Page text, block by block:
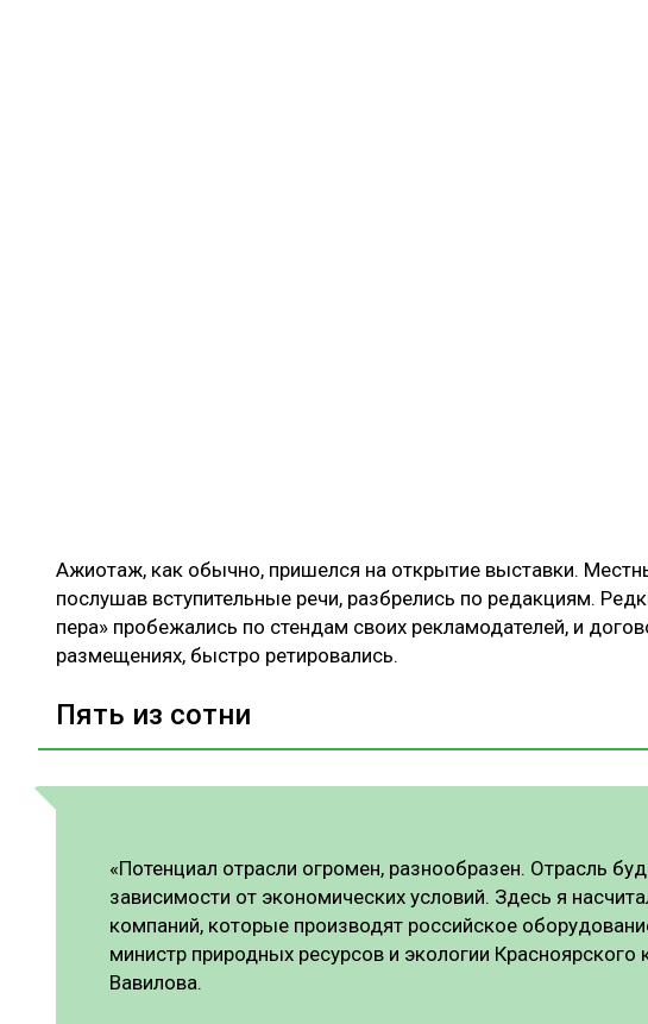
Ажиотаж, как обычно, пришелся на открытие выставки.
послушав вступительные речи, разбрелись по редакциям.
пера» пробежались по стендам своих рекламодателей, и
размещениях, быстро ретировались.
Пять из сотни
«Потенциал отрасли огромен, разнообразен. Отрасль
зависимости от экономических условий. Здесь я
компаний, которые производят российское
министр природных ресурсов и экологии Красноярского
Вавилова.